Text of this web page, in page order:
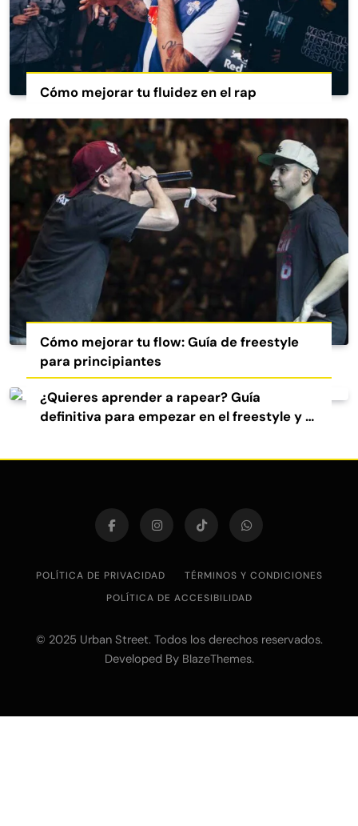
Cómo mejorar tu fluidez en el rap
Cómo mejorar tu flow: Guía de freestyle
para principiantes
¿Quieres aprender a rapear? Guía
definitiva para empezar en el freestyle y el
POLÍTICA DE PRIVACIDAD
TÉRMINOS Y CONDICIONES
POLÍTICA DE ACCESIBILIDAD
© 2025 Urban Street. Todos los derechos reservados.
Developed By BlazeThemes.